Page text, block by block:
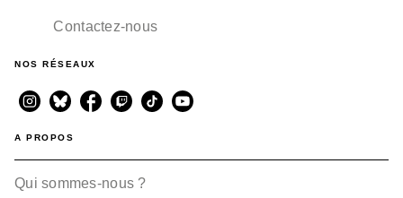
Contactez-nous
NOS RÉSEAUX
A PROPOS
Qui sommes-nous ?